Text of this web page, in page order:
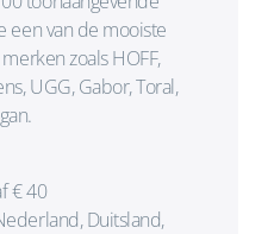
een van de mooiste
zoals HOFF,
UGG, Gabor, Toral,
€ 40
Duitsland,